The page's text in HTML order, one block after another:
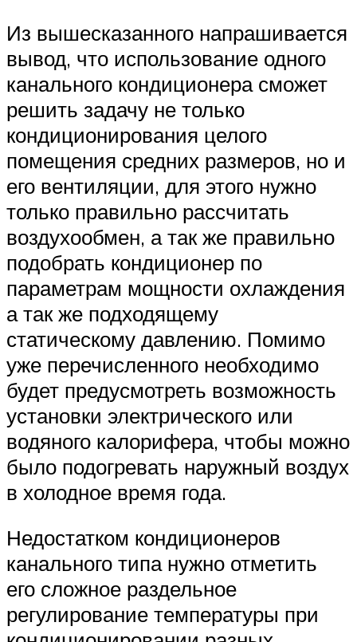
Из вышесказанного напрашивается
вывод, что использование одного
канального кондиционера сможет
решить задачу не только
кондиционирования целого
помещения средних размеров, но и
его вентиляции, для этого нужно
только правильно рассчитать
воздухообмен, а так же правильно
подобрать кондиционер по
параметрам мощности охлаждения
а так же подходящему
статическому давлению. Помимо
уже перечисленного необходимо
будет предусмотреть возможность
установки электрического или
водяного калорифера, чтобы можно
было подогревать наружный воздух
в холодное время года.
Недостатком кондиционеров
канального типа нужно отметить
его сложное раздельное
регулирование температуры при